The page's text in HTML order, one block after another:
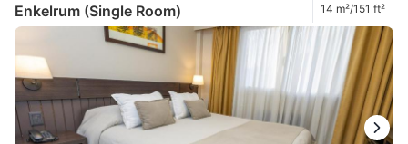
Enkelrum (Single Room) 14 m²/151 ft²